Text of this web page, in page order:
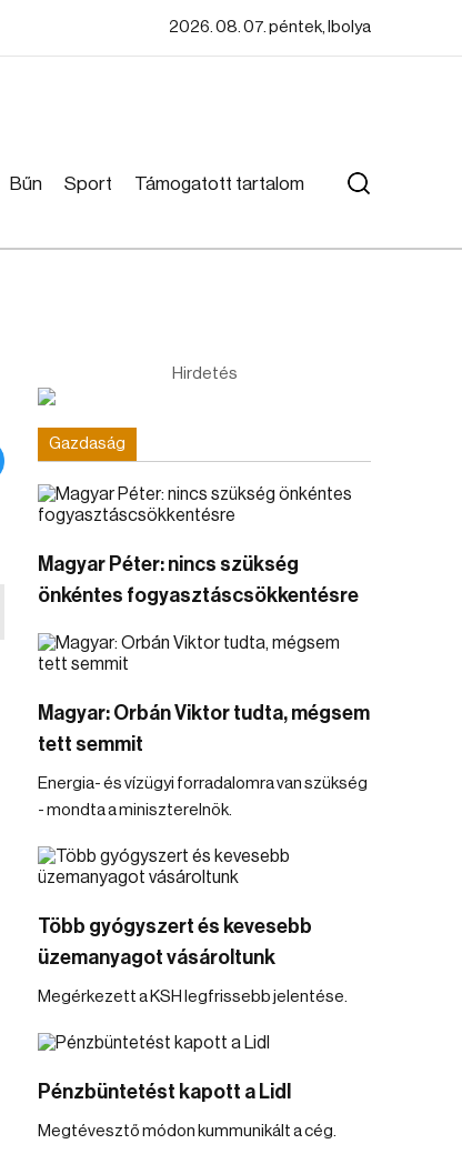
2026. 08. 07. péntek, Ibolya
Bűn Sport Támogatott tartalom
Hirdetés
Gazdaság
Magyar Péter: nincs szükség
önkéntes fogyasztáscsökkentésre
Magyar: Orbán Viktor tudta, mégsem
tett semmit
Energia- és vízügyi forradalomra van szükség
- mondta a miniszterelnök.
Több gyógyszert és kevesebb
üzemanyagot vásároltunk
Megérkezett a KSH legfrissebb jelentése.
Pénzbüntetést kapott a Lidl
Megtévesztő módon kummunikált a cég.